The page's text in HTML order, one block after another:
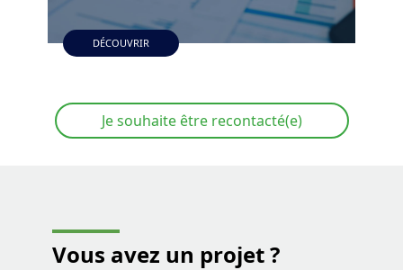
DÉCOUVRIR
Je souhaite être recontacté(e)
Vous avez un projet ?